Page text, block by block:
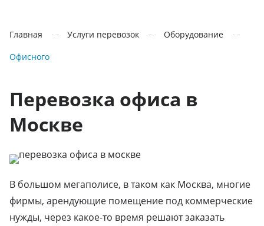
Главная Услуги перевозок
Оборудование
Офисного
Перевозка офиса в
Москве
В большом мегаполисе, в таком как Москва, многие
фирмы, арендующие помещение под коммерческие
нужды, через какое-то время решают заказать